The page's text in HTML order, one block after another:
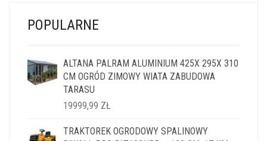
POPULARNE
ALTANA PALRAM ALUMINIUM 425X 295X 310
CM OGRÓD ZIMOWY WIATA ZABUDOWA
TARASU
19999,99 ZŁ
TRAKTOREK OGRODOWY SPALINOWY